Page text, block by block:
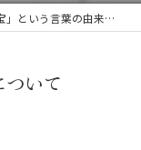
」という言葉の由来について
ついて